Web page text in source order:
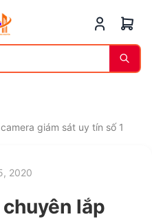
giám sát uy tín số 1
2020
lắp